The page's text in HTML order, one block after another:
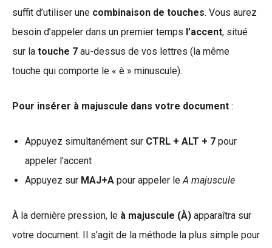
suffit d’utiliser une combinaison de touches. Vous aurez
besoin d’appeler dans un premier temps l’accent, situé
sur la touche 7 au-dessus de vos lettres (la même
touche qui comporte le « è » minuscule).
Pour insérer à majuscule dans votre document :
Appuyez simultanément sur CTRL + ALT + 7 pour
appeler l’accent
Appuyez sur MAJ+A pour appeler leA majuscule
À la dernière pression, le à majuscule (À) apparaîtra sur
votre document. Il s’agit de la méthode la plus simple pour